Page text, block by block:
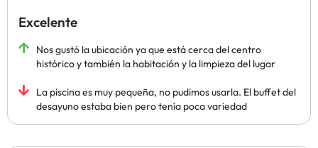
Excelente
Nos gustó la ubicación ya que está cerca del centro
histórico y también la habitación y la limpieza del lugar
La piscina es muy pequeña, no pudimos usarla. El buffet del
desayuno estaba bien pero tenía poca variedad